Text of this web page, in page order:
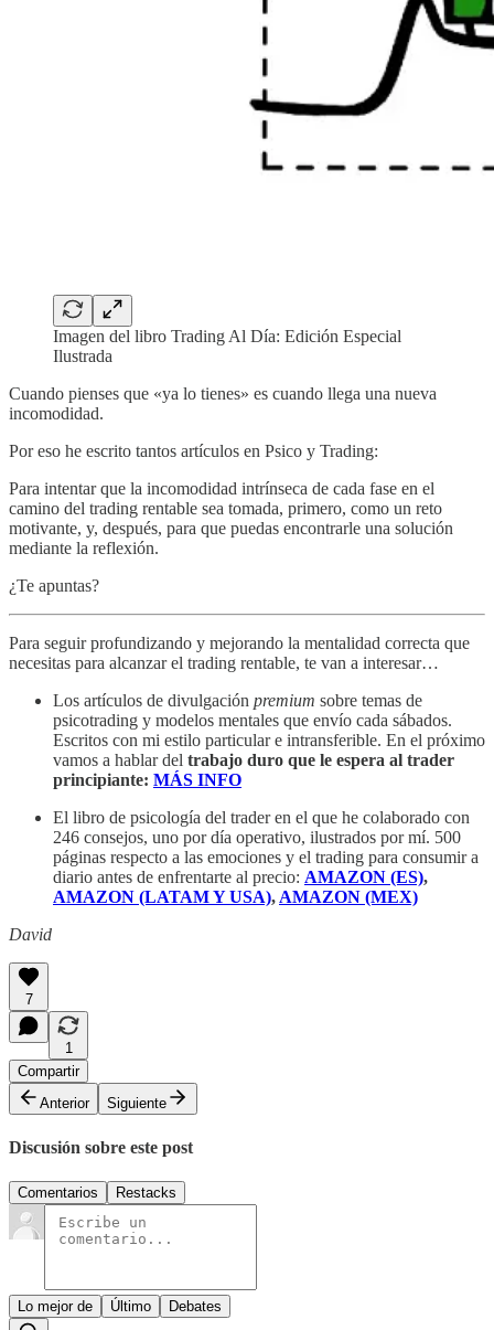
Imagen del libro Trading Al Día: Edición Especial
Ilustrada
Cuando pienses que «ya lo tienes» es cuando llega una nueva
incomodidad.
Por eso he escrito tantos artículos en Psico y Trading:
Para intentar que la incomodidad intrínseca de cada fase en el
camino del trading rentable sea tomada, primero, como un reto
motivante, y, después, para que puedas encontrarle una solución
mediante la reflexión.
¿Te apuntas?
Para seguir profundizando y mejorando la mentalidad correcta que
necesitas para alcanzar el trading rentable, te van a interesar…
Los artículos de divulgación premium sobre temas de
psicotrading y modelos mentales que envío cada sábados.
Escritos con mi estilo particular e intransferible. En el próximo
vamos a hablar del trabajo duro que le espera al trader
principiante: MÁS INFO
El libro de psicología del trader en el que he colaborado con
246 consejos, uno por día operativo, ilustrados por mí. 500
páginas respecto a las emociones y el trading para consumir a
diario antes de enfrentarte al precio: AMAZON (ES),
AMAZON (LATAM Y USA), AMAZON (MEX)
David
7
1
Compartir
Anterior
Siguiente
Discusión sobre este post
Comentarios Restacks
Lo mejor de Último Debates